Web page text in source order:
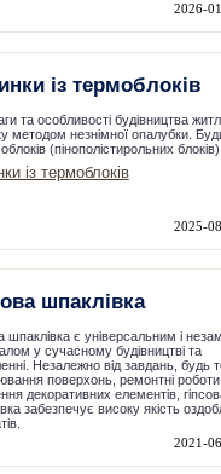
2026-
із термоблоків
та особливості будівництва
методом незнімної опалубки.
(пінополістирольних блоків).
із термоблоків
2025-
шпаклівка
шпаклівка є універсальним і
у сучасному будівництві та
Незалежно від завдань, будь
поверхонь, ремонтні
декоративних елементів,
забезпечує високу якість
2021-